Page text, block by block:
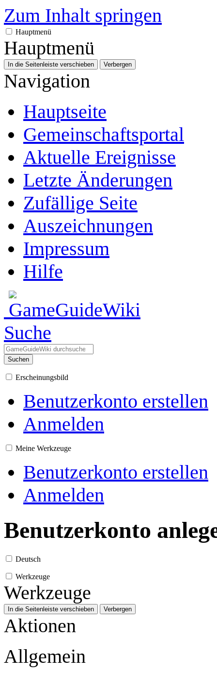
Zum Inhalt springen
Hauptmenü
Hauptmenü
In die Seitenleiste verschieben Verbergen
Navigation
Hauptseite
Gemeinschafts­portal
Aktuelle Ereignisse
Letzte Änderungen
Zufällige Seite
Auszeichnungen
Impressum
Hilfe
Suche
Suchen
Erscheinungsbild
Benutzerkonto erstellen
Anmelden
Meine Werkzeuge
Benutzerkonto erstellen
Anmelden
Benutzerkonto
Deutsch
Werkzeuge
Werkzeuge
In die Seitenleiste verschieben Verbergen
Aktionen
Allgemein